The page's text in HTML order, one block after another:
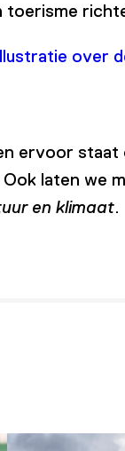
over
ervoor
laten we
en klimaat.